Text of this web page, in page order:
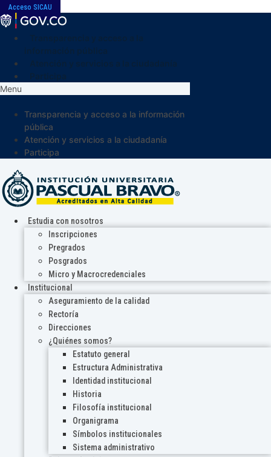
Acceso SICAU
Menu
Transparencia y acceso a la información
pública
Atención y servicios a la ciudadanía
Participa
Estudia con nosotros
Inscripciones
Pregrados
Posgrados
Micro y Macrocredenciales
Institucional
Aseguramiento de la calidad
Rectoría
Direcciones
¿Quiénes somos?
Estatuto general
Estructura Administrativa
Identidad institucional
Historia
Filosofía institucional
Organigrama
Símbolos institucionales
Sistema administrativo